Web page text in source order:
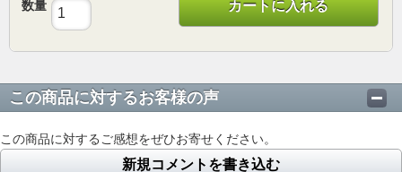
数量 カートに入れる
この商品に対するお客様の声
この商品に対するご感想をぜひお寄せください。
新規コメントを書き込む